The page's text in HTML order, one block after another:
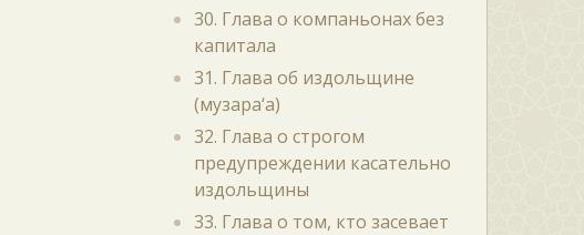
30. Глава о компаньонах без
капитала
31. Глава об издольщине
(музара‘а)
32. Глава о строгом
предупреждении касательно
издольщины
33. Глава о том, кто засевает